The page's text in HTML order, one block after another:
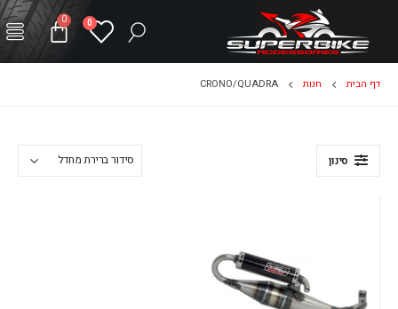
0
0
דף הבית חנות CRONO/QUADRA
סינון